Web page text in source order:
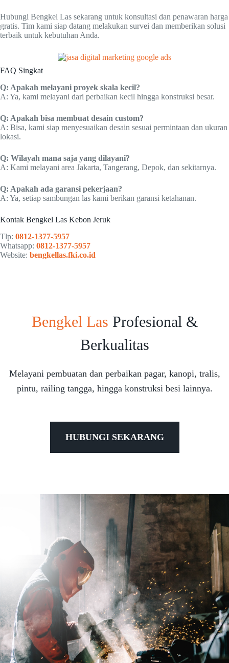
Hubungi Bengkel Las sekarang untuk konsultasi dan penawaran harga
gratis. Tim kami siap datang melakukan survei dan memberikan solusi
terbaik untuk kebutuhan Anda.
FAQ Singkat
Q: Apakah melayani proyek skala kecil?
A: Ya, kami melayani dari perbaikan kecil hingga konstruksi besar.
Q: Apakah bisa membuat desain custom?
A: Bisa, kami siap menyesuaikan desain sesuai permintaan dan ukuran
lokasi.
Q: Wilayah mana saja yang dilayani?
A: Kami melayani area Jakarta, Tangerang, Depok, dan sekitarnya.
Q: Apakah ada garansi pekerjaan?
A: Ya, setiap sambungan las kami berikan garansi ketahanan.
Kontak Bengkel Las Kebon Jeruk
Tlp: 0812-1377-5957
Whatsapp: 0812-1377-5957
Website: bengkellas.fki.co.id
Bengkel Las Profesional &
Berkualitas
Melayani pembuatan dan perbaikan pagar, kanopi, tralis,
pintu, railing tangga, hingga konstruksi besi lainnya.
HUBUNGI SEKARANG